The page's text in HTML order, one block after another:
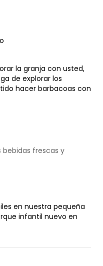
la granja con usted,
de explorar los
hacer barbacoas con
bebidas frescas y
en nuestra pequeña
infantil nuevo en